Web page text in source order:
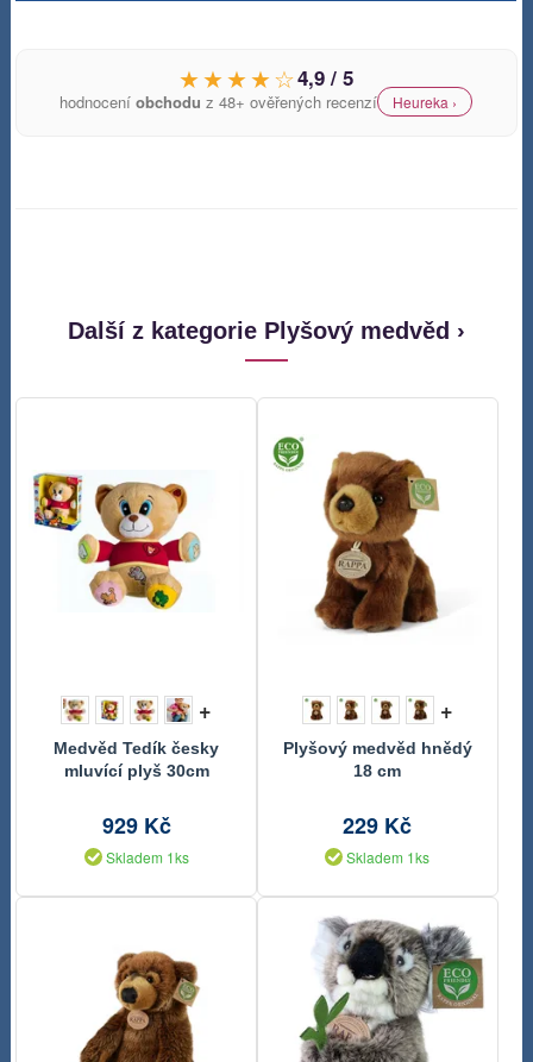
★★★★☆4,9 / 5
hodnoceníobchodu z 48+ ověřených recenzí Heureka ›
Další z kategorie Plyšový medvěd ›
+
Medvěd Tedík česky
mluvící plyš 30cm
929 Kč
Skladem 1ks
+
Plyšový medvěd hnědý
18 cm
229 Kč
Skladem 1ks